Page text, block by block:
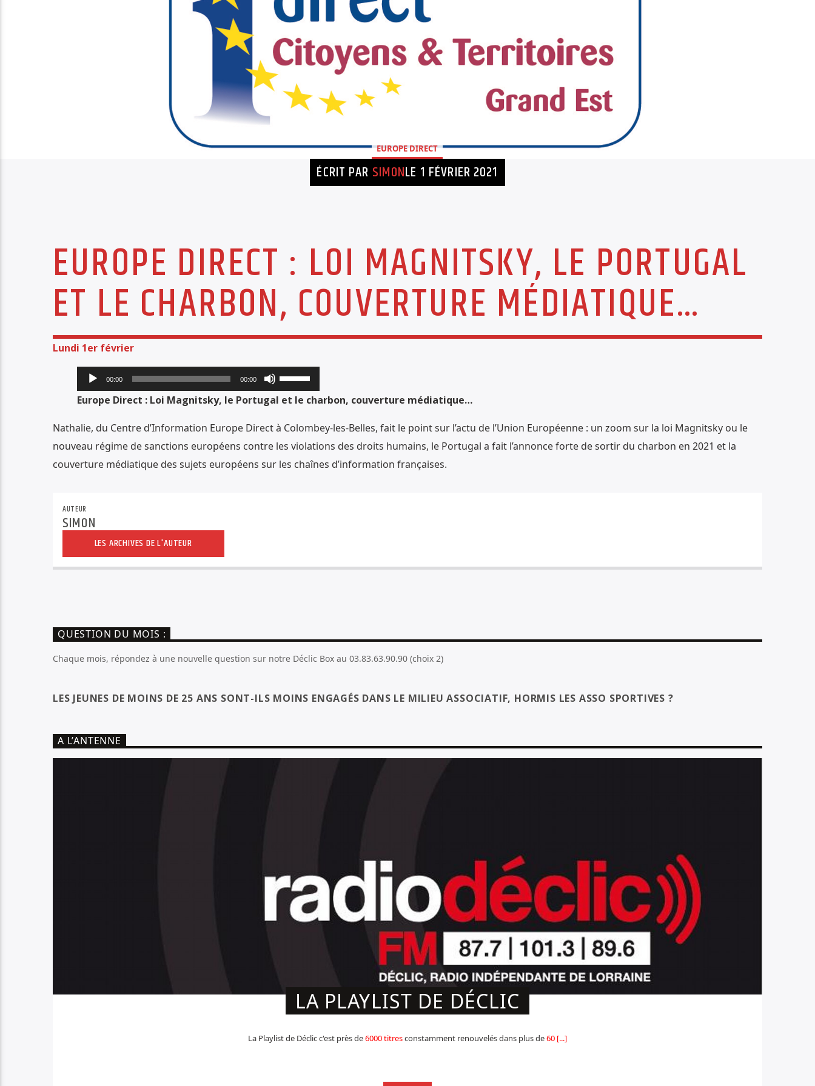
EUROPE DIRECT
ÉCRIT PAR SIMONLE 1 FÉVRIER 2021
EUROPE DIRECT : LOI MAGNITSKY, LE PORTUGAL
ET LE CHARBON, COUVERTURE MÉDIATIQUE…
Lundi 1er février
Lecteur
audio
00:00 00:00
Utilisez
les
haut/bas
pour
augmenter
Europe Direct : Loi Magnitsky, le Portugal et le charbon, couverture médiatique…
Nathalie, du Centre d’Information Europe Direct à Colombey-les-Belles, fait le point sur l’actu de l’Union Européenne : un zoom sur la loi Magnitsky ou le
nouveau régime de sanctions européens contre les violations des droits humains, le Portugal a fait l’annonce forte de sortir du charbon en 2021 et la
couverture médiatique des sujets européens sur les chaînes d’information françaises.
AUTEUR
SIMON
LES ARCHIVES DE L'AUTEUR
QUESTION DU MOIS :
Chaque mois, répondez à une nouvelle question sur notre Déclic Box au 03.83.63.90.90 (choix 2)
LES JEUNES DE MOINS DE 25 ANS SONT-ILS MOINS ENGAGÉS DANS LE MILIEU ASSOCIATIF, HORMIS LES ASSO SPORTIVES ?
A L’ANTENNE
LA PLAYLIST DE DÉCLIC
La Playlist de Déclic c'est près de6000 titresconstamment renouvelés dans plus de60 [...]